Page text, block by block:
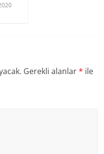
Gerekli alanlar* ile